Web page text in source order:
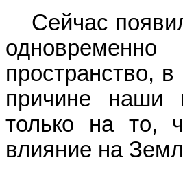
Сейчас
пространство,
причине наши
только на то,
влияние на